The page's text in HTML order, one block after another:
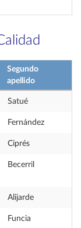
Segundo
apellido
Satué
Fernández
Ciprés
Becerril
Alijarde
Funcia